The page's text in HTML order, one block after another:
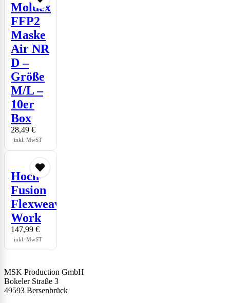
Moldex
FFP2
Maske
Air NR
D –
Größe
M/L –
10er
Box
28,49 €
inkl. MwST
Hoch
Fusion
Flexweave
Work
147,99 €
inkl. MwST
MSK Production GmbH
Bokeler Straße 3
49593 Bersenbrück